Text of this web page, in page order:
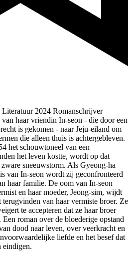
2024 Romanschrijver
haar vriendin In-seon - die door een
is gekomen - naar Jeju-eiland om
die alleen thuis is achtergebleven.
het schouwtoneel van een
het leven kostte, wordt op dat
sneeuwstorm. Als Gyeong-ha
van In-seon wordt zij geconfronteerd
haar familie. De oom van In-seon
en haar moeder, Jeong-sim, wijdt
terugvinden van haar vermiste broer. Ze
te accepteren dat ze haar broer
roman over de bloederige opstand
dood naar leven, over veerkracht en
liefde en het besef dat
eindigen.